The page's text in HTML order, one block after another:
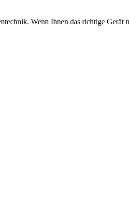
Wenn Ihnen das richtige